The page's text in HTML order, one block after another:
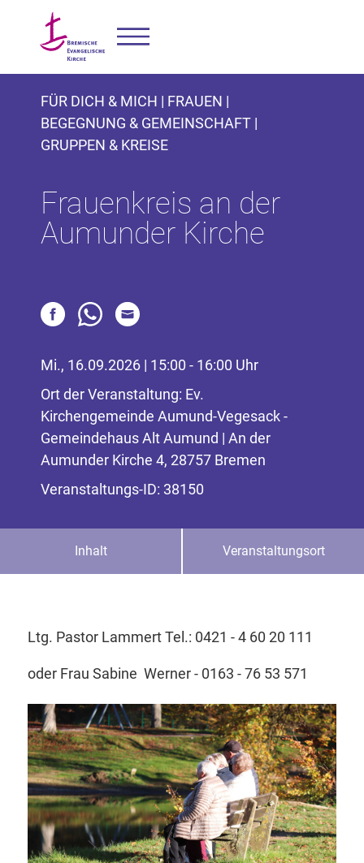
FÜR DICH & MICH | FRAUEN |
BEGEGNUNG & GEMEINSCHAFT |
GRUPPEN & KREISE
Frauenkreis an der
Aumunder Kirche
Mi., 16.09.2026 | 15:00 - 16:00 Uhr
Ort der Veranstaltung: Ev.
Kirchengemeinde Aumund-Vegesack -
Gemeindehaus Alt Aumund | An der
Aumunder Kirche 4, 28757 Bremen
Veranstaltungs-ID: 38150
Inhalt Veranstaltungsort
Ltg. Pastor Lammert Tel.: 0421 - 4 60 20 111
oder Frau Sabine Werner - 0163 - 76 53 571